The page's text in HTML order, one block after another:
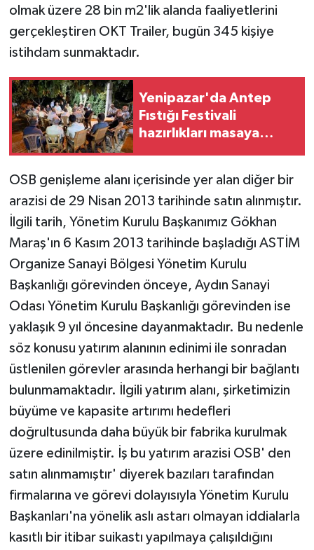
olmak üzere 28 bin m2'lik alanda faaliyetlerini
gerçekleştiren OKT Trailer, bugün 345 kişiye
istihdam sunmaktadır.
Yenipazar'da Antep
Fıstığı Festivali
hazırlıkları masaya
OSB genişleme alanı içerisinde yer alan diğer bir
arazisi de 29 Nisan 2013 tarihinde satın alınmıştır.
İlgili tarih, Yönetim Kurulu Başkanımız Gökhan
Maraş'ın 6 Kasım 2013 tarihinde başladığı ASTİM
Organize Sanayi Bölgesi Yönetim Kurulu
Başkanlığı görevinden önceye, Aydın Sanayi
Odası Yönetim Kurulu Başkanlığı görevinden ise
yaklaşık 9 yıl öncesine dayanmaktadır. Bu nedenle
söz konusu yatırım alanının edinimi ile sonradan
üstlenilen görevler arasında herhangi bir bağlantı
bulunmamaktadır. İlgili yatırım alanı, şirketimizin
büyüme ve kapasite artırımı hedefleri
doğrultusunda daha büyük bir fabrika kurulmak
üzere edinilmiştir. İş bu yatırım arazisi OSB' den
satın alınmamıştır' diyerek bazıları tarafından
firmalarına ve görevi dolayısıyla Yönetim Kurulu
Başkanları'na yönelik aslı astarı olmayan iddialarla
kasıtlı bir itibar suikastı yapılmaya çalışıldığını